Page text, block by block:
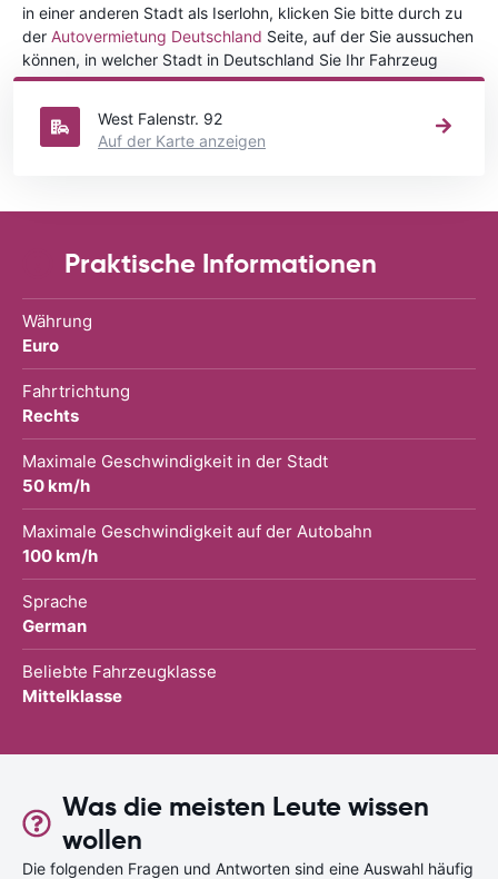
in einer anderen Stadt als Iserlohn, klicken Sie bitte durch zu
der Autovermietung Deutschland Seite, auf der Sie aussuchen
können, in welcher Stadt in Deutschland Sie Ihr Fahrzeug
mieten wollen.
West Falenstr. 92
Auf der Karte anzeigen
Praktische Informationen
Währung
Euro
Fahrtrichtung
Rechts
Maximale Geschwindigkeit in der Stadt
50 km/h
Maximale Geschwindigkeit auf der Autobahn
100 km/h
Sprache
German
Beliebte Fahrzeugklasse
Mittelklasse
Was die meisten Leute wissen
wollen
Die folgenden Fragen und Antworten sind eine Auswahl häufig